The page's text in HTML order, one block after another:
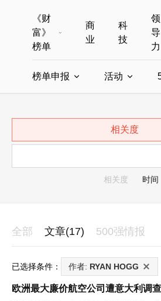
《财
富》
榜单
全部榜单
中国最具影响力商界女性
商
业
科
技
领
导
力
榜单申报 活动
相关度
相关度 时间
全部 文章(17) 500强情报
已选择条件： 作者: RYAN HOGG
欧洲最大廉价航空公司遭意大利调